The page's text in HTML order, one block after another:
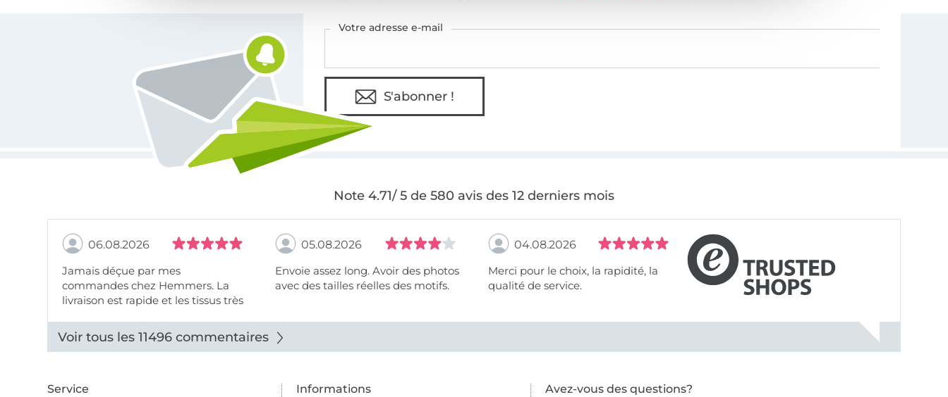
Votre adresse e-mail
S'abonner !
Note 4.71/ 5 de 580 avis des 12 derniers mois
06.08.2026
Jamais déçue par mes
commandes chez Hemmers. La
livraison est rapide et les tissus très
05.08.2026
Envoie assez long. Avoir des photos
avec des tailles réelles des motifs.
04.08.2026
Merci pour le choix, la rapidité, la
qualité de service.
Voir tous les 11496 commentaires
Service
Informations
Avez-vous des questions?